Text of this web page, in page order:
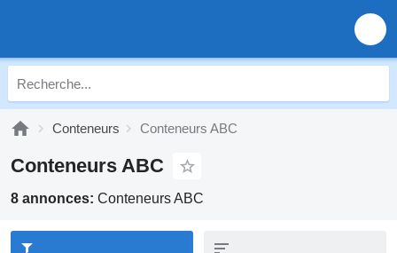
Conteneurs Conteneurs ABC
Conteneurs ABC
8 annonces: Conteneurs ABC